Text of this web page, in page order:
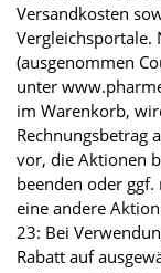
Versandkosten
(ausgenommen
unter
im Warenkorb,
Rechnungsbetrag
vor, die Aktionen
beenden oder
eine andere
23: Bei
Rabatt auf